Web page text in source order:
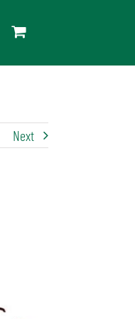
Next